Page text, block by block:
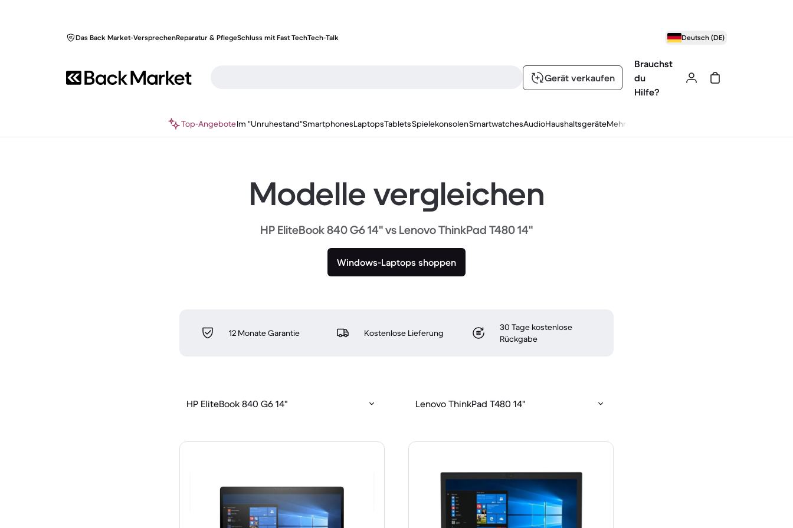
Das Back Market-VersprechenReparatur & PflegeSchluss mit Fast TechTech-Talk Deutsch (DE)
Gerät verkaufen
Brauchst
du
Hilfe?
Top-AngeboteIm "Unruhestand"SmartphonesLaptopsTabletsSpielekonsolenSmartwatchesAudioHaushaltsgeräteMehr
Modelle vergleichen
HP EliteBook 840 G6 14" vs Lenovo ThinkPad T480 14"
Windows-Laptops shoppen
12 Monate Garantie Kostenlose Lieferung
30 Tage kostenlose
Rückgabe
HP EliteBook 840 G6 14" Lenovo ThinkPad T480 14"